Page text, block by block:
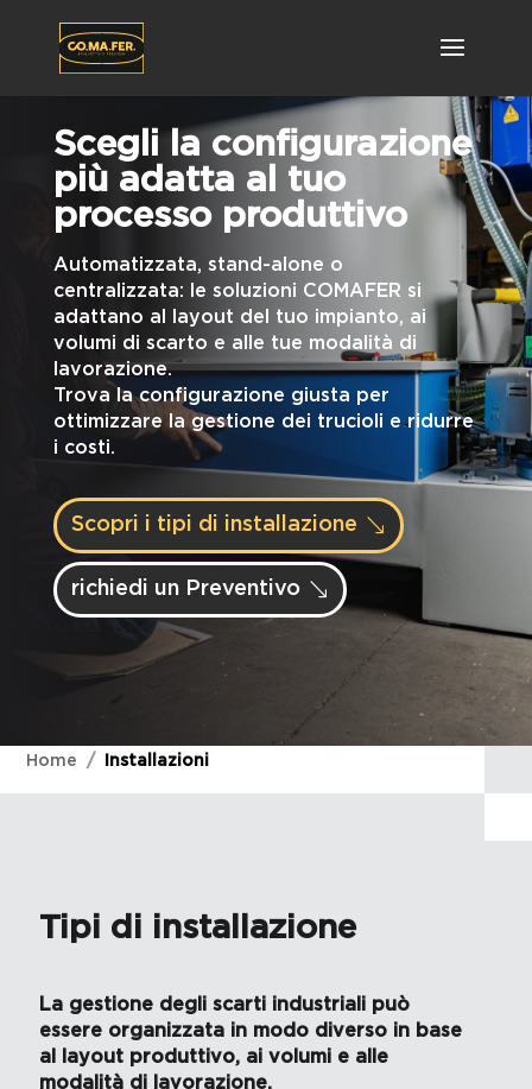
Scegli la configurazione
più adatta al tuo
processo produttivo
Automatizzata, stand-alone o
centralizzata: le soluzioni COMAFER si
adattano al layout del tuo impianto, ai
volumi di scarto e alle tue modalità di
lavorazione.
Trova la configurazione giusta per
ottimizzare la gestione dei trucioli e ridurre
i costi.
Scopri i tipi di installazione
richiedi un Preventivo
Home Installazioni
Tipi di installazione
La gestione degli scarti industriali può
essere organizzata in modo diverso in base
al layout produttivo, ai volumi e alle
modalità di lavorazione.